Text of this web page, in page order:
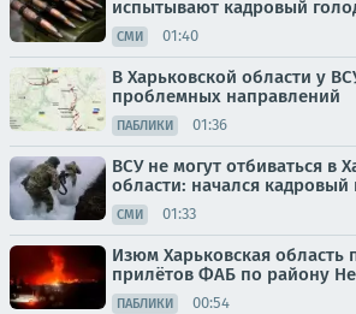
испытывают кадровый
СМИ 01:40
В Харьковской области у
проблемных направлений
ПАБЛИКИ 01:36
ВСУ не могут отбиваться в
области: начался кадровый
СМИ 01:33
Изюм Харьковская область
прилётов ФАБ по району
ПАБЛИКИ 00:54